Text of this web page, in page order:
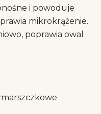
i powoduje
mikrokrążenie.
poprawia owal